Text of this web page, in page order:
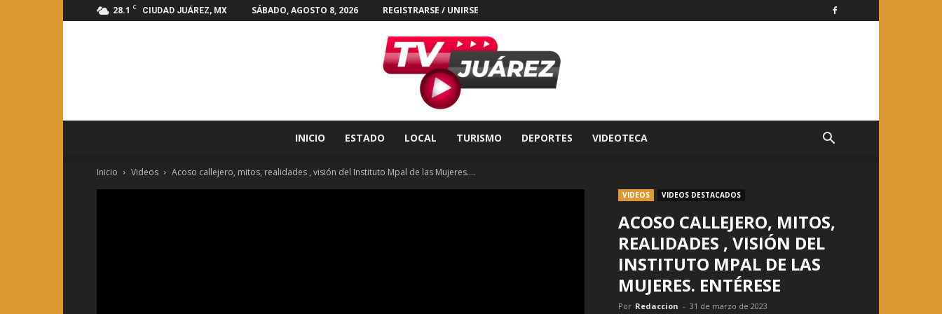
28.1 C CIUDAD JUÁREZ, MX SÁBADO, AGOSTO 8, 2026 REGISTRARSE / UNIRSE
INICIO ESTADO LOCAL TURISMO DEPORTES VIDEOTECA
Inicio Videos Acoso callejero, mitos, realidades , visión del Instituto Mpal de las Mujeres....
VIDEOS VIDEOS DESTACADOS
ACOSO CALLEJERO, MITOS,
REALIDADES , VISIÓN DEL
INSTITUTO MPAL DE LAS
MUJERES. ENTÉRESE
Por Redaccion - 31 de marzo de 2023